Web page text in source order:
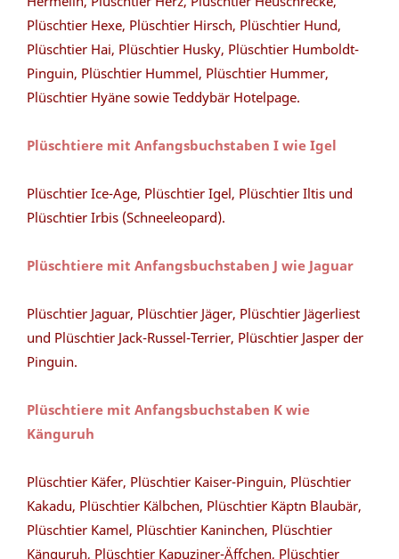
Plüschtier Hexe, Plüschtier Hirsch, Plüschtier Hund,
Plüschtier Hai, Plüschtier Husky, Plüschtier Humboldt-
Pinguin, Plüschtier Hummel, Plüschtier Hummer,
Plüschtier Hyäne sowie Teddybär Hotelpage.
Plüschtiere mit Anfangsbuchstaben I wie Igel
Plüschtier Ice-Age, Plüschtier Igel, Plüschtier Iltis und
Plüschtier Irbis (Schneeleopard).
Plüschtiere mit Anfangsbuchstaben J wie Jaguar
Plüschtier Jaguar, Plüschtier Jäger, Plüschtier Jägerliest
und Plüschtier Jack-Russel-Terrier, Plüschtier Jasper der
Pinguin.
Plüschtiere mit Anfangsbuchstaben K wie
Känguruh
Plüschtier Käfer, Plüschtier Kaiser-Pinguin, Plüschtier
Kakadu, Plüschtier Kälbchen, Plüschtier Käptn Blaubär,
Plüschtier Kamel, Plüschtier Kaninchen, Plüschtier
Känguruh, Plüschtier Kapuziner-Äffchen, Plüschtier